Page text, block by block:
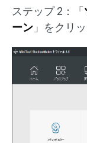
ステップ 2：「
ーン 」をクリ